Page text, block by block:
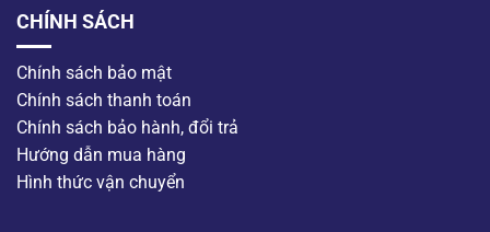
CHÍNH SÁCH
Chính sách bảo mật
Chính sách thanh toán
Chính sách bảo hành, đổi trả
Hướng dẫn mua hàng
Hình thức vận chuyển